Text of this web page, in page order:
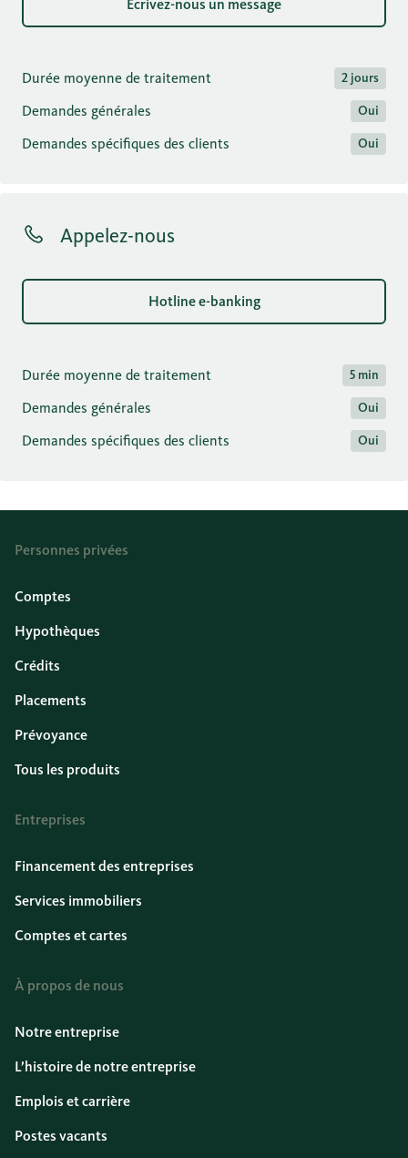
Écrivez-nous un message
Durée moyenne de traitement 2 jours
Demandes générales Oui
Demandes spécifiques des clients Oui
Appelez-nous
Hotline e-banking
Durée moyenne de traitement 5 min
Demandes générales Oui
Demandes spécifiques des clients Oui
Personnes privées
Comptes
Hypothèques
Crédits
Placements
Prévoyance
Tous les produits
Entreprises
Financement des entreprises
Services immobiliers
Comptes et cartes
À propos de nous
Notre entreprise
L’histoire de notre entreprise
Emplois et carrière
Postes vacants